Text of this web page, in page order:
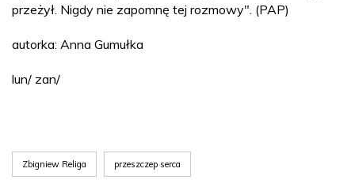
przeżył. Nigdy nie zapomnę tej rozmowy". (PAP)
autorka: Anna Gumułka
lun/ zan/
Zbigniew Religa przeszczep serca